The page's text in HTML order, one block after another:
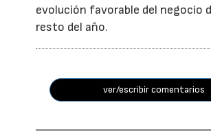
evolución favorable del negocio
resto del año.
ver/escribir comentarios